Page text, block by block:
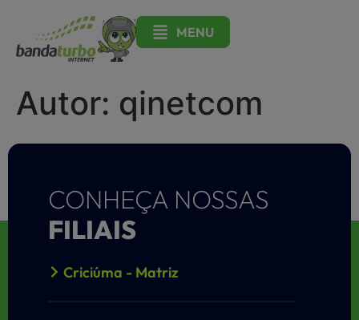
MENU
Autor: qinetcom
CONHEÇA NOSSAS
FILIAIS
Criciúma - Matriz